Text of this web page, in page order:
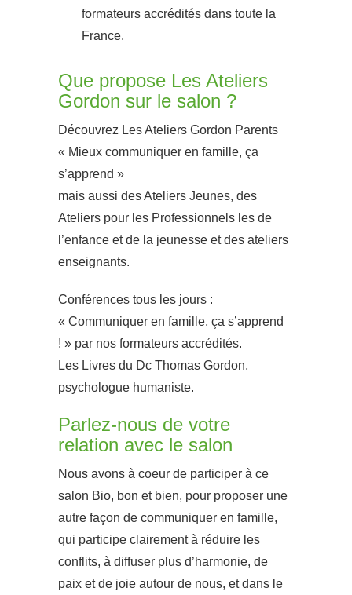
formateurs accrédités dans toute la
France.
Que propose Les Ateliers
Gordon sur le salon ?
Découvrez Les Ateliers Gordon Parents
« Mieux communiquer en famille, ça
s’apprend »
mais aussi des Ateliers Jeunes, des
Ateliers pour les Professionnels les de
l’enfance et de la jeunesse et des ateliers
enseignants.
Conférences tous les jours :
« Communiquer en famille, ça s’apprend
! » par nos formateurs accrédités.
Les Livres du Dc Thomas Gordon,
psychologue humaniste.
Parlez-nous de votre
relation avec le salon
Nous avons à coeur de participer à ce
salon Bio, bon et bien, pour proposer une
autre façon de communiquer en famille,
qui participe clairement à réduire les
conflits, à diffuser plus d’harmonie, de
paix et de joie autour de nous, et dans le